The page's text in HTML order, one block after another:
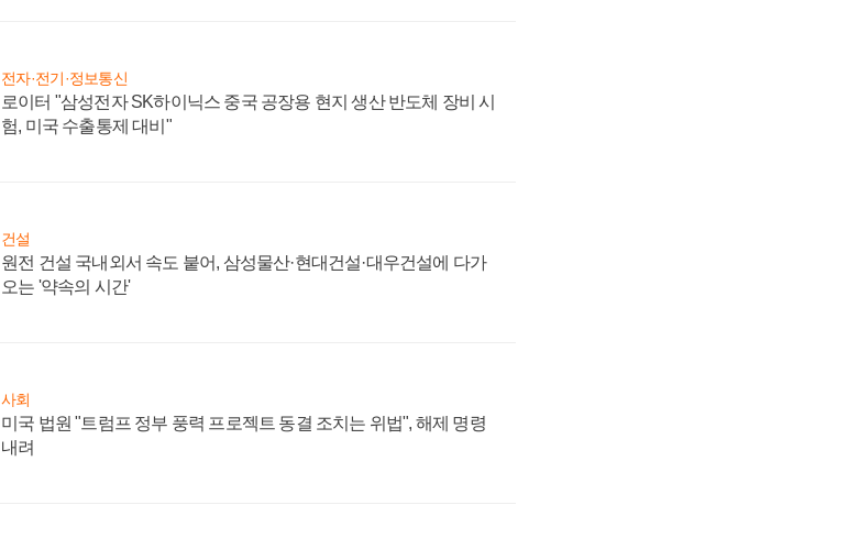
전자·전기·정보통신
로이터 "삼성전자 SK하이닉스 중국 공장용 현지 생산 반도체 장비 시
험, 미국 수출통제 대비"
건설
원전 건설 국내외서 속도 붙어, 삼성물산·현대건설·대우건설에 다가
오는 '약속의 시간'
사회
미국 법원 "트럼프 정부 풍력 프로젝트 동결 조치는 위법", 해제 명령
내려